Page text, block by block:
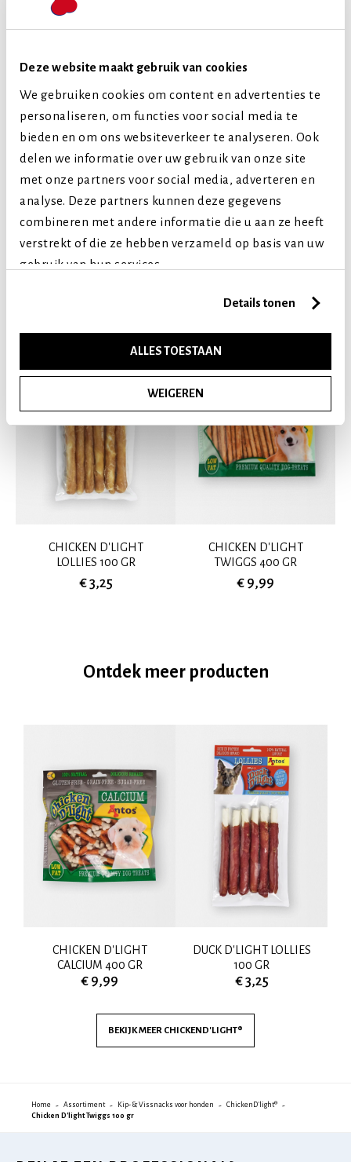
Deze website maakt gebruik van cookies
We gebruiken cookies om content en advertenties te
personaliseren, om functies voor social media te
bieden en om ons websiteverkeer te analyseren. Ook
delen we informatie over uw gebruik van onze site
met onze partners voor social media, adverteren en
analyse. Deze partners kunnen deze gegevens
combineren met andere informatie die u aan ze heeft
verstrekt of die ze hebben verzameld op basis van uw
gebruik van hun services.
Details tonen
ALLES TOESTAAN
WEIGEREN
Hondenras
Middelgrote honden
Grote honden
Levensfase
Puppy (tot 1 jaar)
Volwassen (2-7 jaar)
Senior (8+ jaar)
CHICKEN D'LIGHT
LOLLIES 100 GR
€ 3,25
CHICKEN D'LIGHT
TWIGGS 400 GR
€ 9,99
Ontdek meer producten
CHICKEN D'LIGHT
CALCIUM 400 GR
€ 9,99
DUCK D'LIGHT LOLLIES
100 GR
€ 3,25
BEKIJK MEER CHICKEND'LIGHT®
Home Assortiment Kip- & Vissnacks voor honden
ChickenD'light®
Chicken D'light Twiggs 100 gr